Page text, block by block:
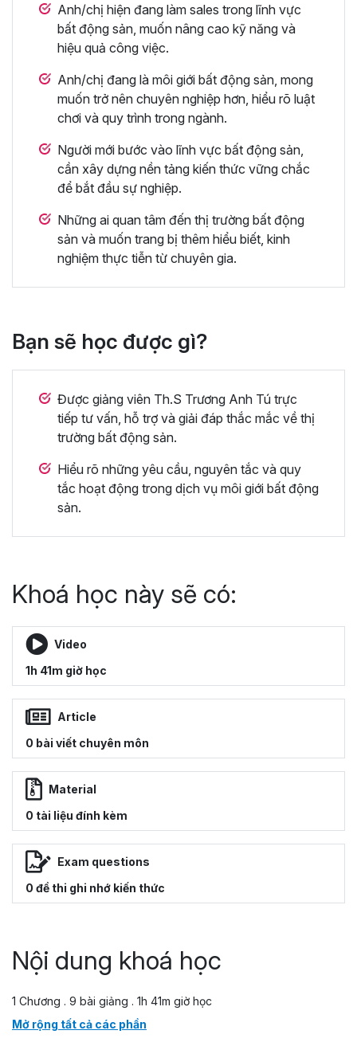
Anh/chị hiện đang làm sales trong lĩnh vực
bất động sản, muốn nâng cao kỹ năng và
hiệu quả công việc.
Anh/chị đang là môi giới bất động sản, mong
muốn trở nên chuyên nghiệp hơn, hiểu rõ luật
chơi và quy trình trong ngành.
Người mới bước vào lĩnh vực bất động sản,
cần xây dựng nền tảng kiến thức vững chắc
để bắt đầu sự nghiệp.
Những ai quan tâm đến thị trường bất động
sản và muốn trang bị thêm hiểu biết, kinh
nghiệm thực tiễn từ chuyên gia.
Bạn sẽ học được gì?
Được giảng viên Th.S Trương Anh Tú trực
tiếp tư vấn, hỗ trợ và giải đáp thắc mắc về thị
trường bất động sản.
Hiểu rõ những yêu cầu, nguyên tắc và quy
tắc hoạt động trong dịch vụ môi giới bất động
sản.
Khoá học này sẽ có:
Video
1h 41m giờ học
Article
0 bài viết chuyên môn
Material
0 tài liệu đính kèm
Exam questions
0 đề thi ghi nhớ kiến thức
Nội dung khoá học
1 Chương . 9 bài giảng . 1h 41m giờ học
Mở rộng tất cả các phần